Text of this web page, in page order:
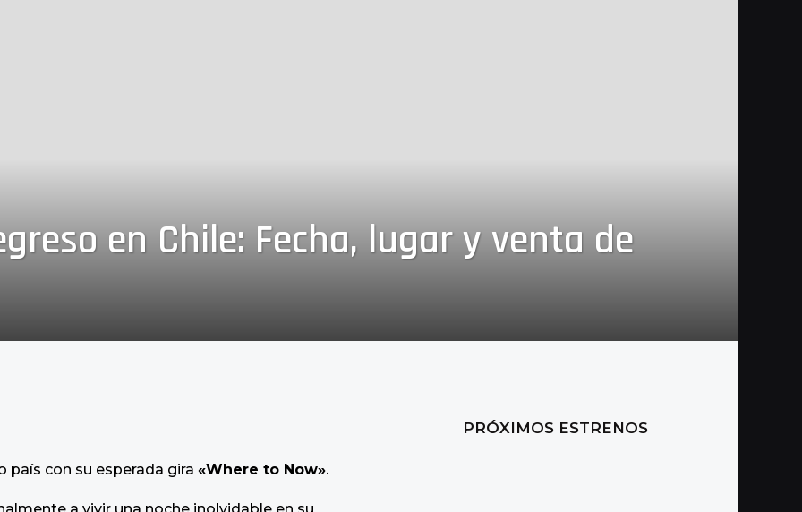
en Chile: Fecha, lugar y venta de
país con su esperada gira «Where to Now».
a vivir una noche inolvidable en su
PRÓXIMOS ESTRENOS